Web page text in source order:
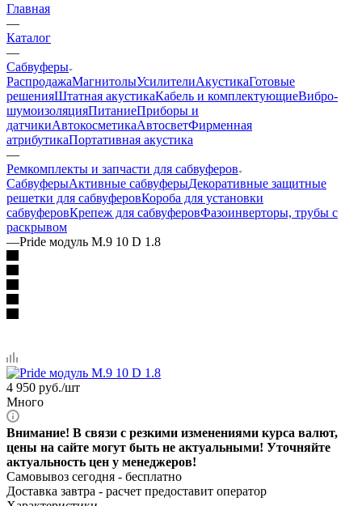
Главная
—
Каталог
—
Сабвуферы
РаспродажаМагнитолыУсилителиАкустикаГотовые
решенияШтатная акустикаКабель и комплектующиеВибро-
шумоизоляцияПитаниеПриборы и
датчикиАвтокосметикаАвтосветФирменная
атрибутикаПортативная акустика
—
Ремкомплекты и запчасти для сабвуферов
СабвуферыАктивные сабвуферыДекоративные защитные
решетки для сабвуферовКороба для установки
сабвуферовКрепеж для сабвуферовФазоинверторы, трубы с
раскрывом
—Pride модуль M.9 10 D 1.8
4 950 руб./шт
Много
Внимание! В связи с резкими изменениями курса валют,
цены на сайте могут быть не актуальными! Уточняйте
актуальность цен у менеджеров!
Самовывоз сегодня - бесплатно
Доставка завтра - расчет предоставит оператор